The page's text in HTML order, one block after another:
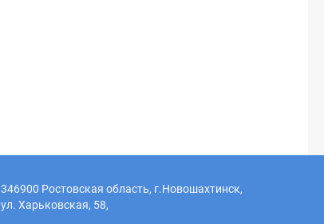
346900 Ростовская область, г.Новошахтинск,
ул. Харьковская, 58,